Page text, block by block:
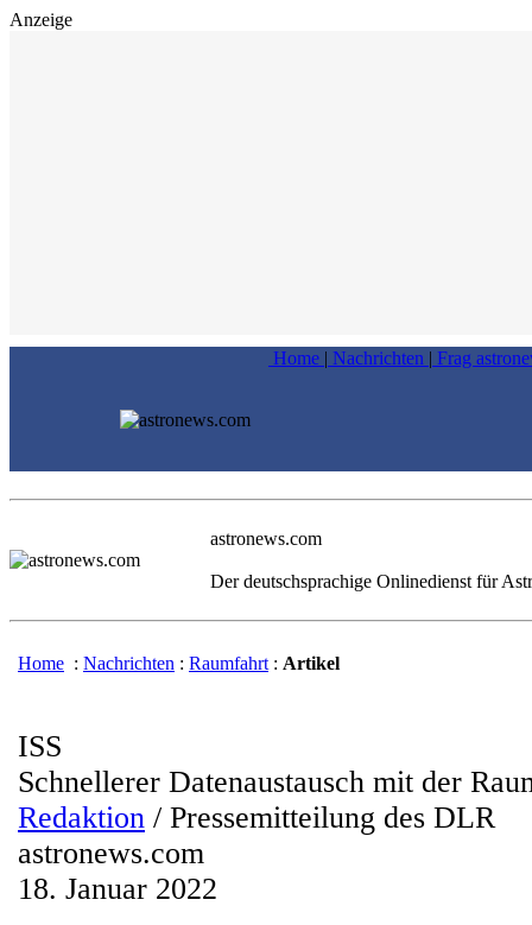
Anzeige
Home | Nachrichten | Frag
astronews.com
Der deutschsprachige Onlinedienst für
Home : Nachrichten : Raumfahrt : Artikel
ISS
Schnellerer Datenaustausch mit der
Redaktion / Pressemitteilung des DLR
astronews.com
18. Januar 2022